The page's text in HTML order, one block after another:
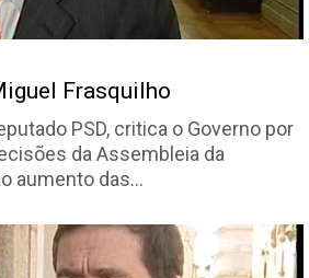
Frasquilho
PSD, critica o Governo por
da Assembleia da
aumento das…